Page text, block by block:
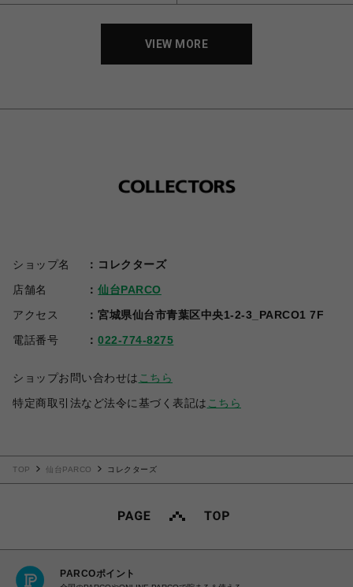
VIEW MORE
ショップ名
コレクターズ
店舗名
仙台PARCO
アクセス
宮城県仙台市青葉区中央1-2-3_PARCO1 7F
電話番号
022-774-8275
ショップお問い合わせは こちら
特定商取引法など法令に基づく表記は こちら
TOP 仙台PARCO コレクターズ
PARCOポイント